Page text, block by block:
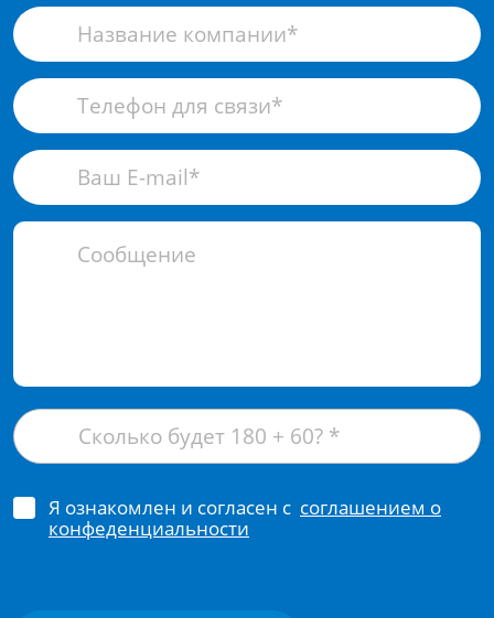
Я ознакомлен и согласен с соглашением о
конфеденциальности